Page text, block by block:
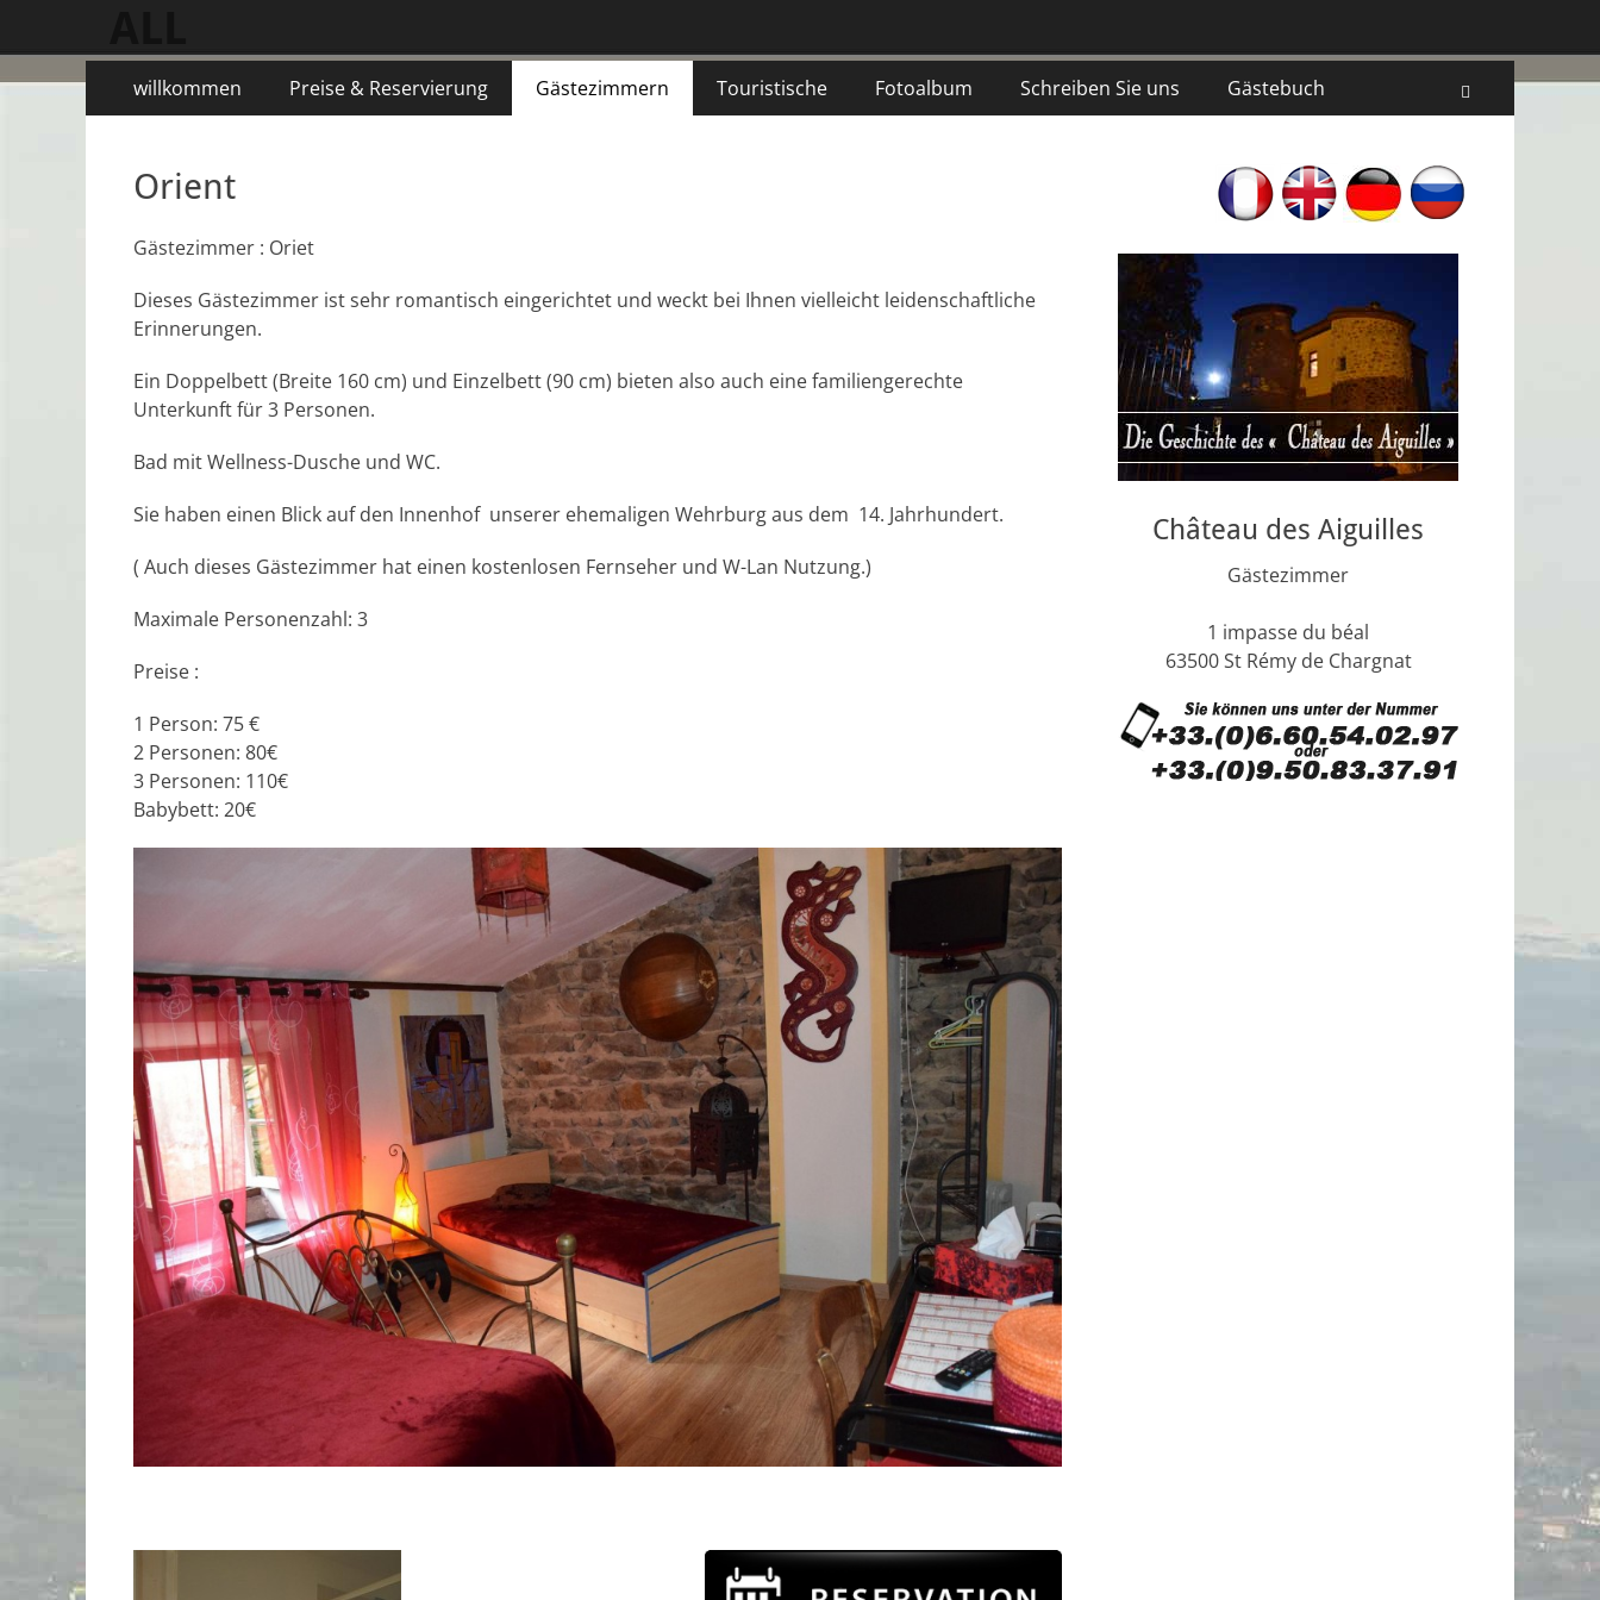
Menu
principal
willkommen Preise & Reservierung Gästezimmern Touristische Fotoalbum Schreiben Sie uns Gästebuch Recherche
Orient
Gästezimmer : Oriet
Dieses Gästezimmer ist sehr romantisch eingerichtet und weckt bei Ihnen vielleicht leidenschaftliche
Erinnerungen.
Ein Doppelbett (Breite 160 cm) und Einzelbett (90 cm) bieten also auch eine familiengerechte
Unterkunft für 3 Personen.
Bad mit Wellness-Dusche und WC.
Sie haben einen Blick auf den Innenhof unserer ehemaligen Wehrburg aus dem 14. Jahrhundert.
( Auch dieses Gästezimmer hat einen kostenlosen Fernseher und W-Lan Nutzung.)
Maximale Personenzahl: 3
Preise :
1 Person: 75 €
2 Personen: 80€
3 Personen: 110€
Babybett: 20€
Château des Aiguilles
Gästezimmer
1 impasse du béal
63500 St Rémy de Chargnat